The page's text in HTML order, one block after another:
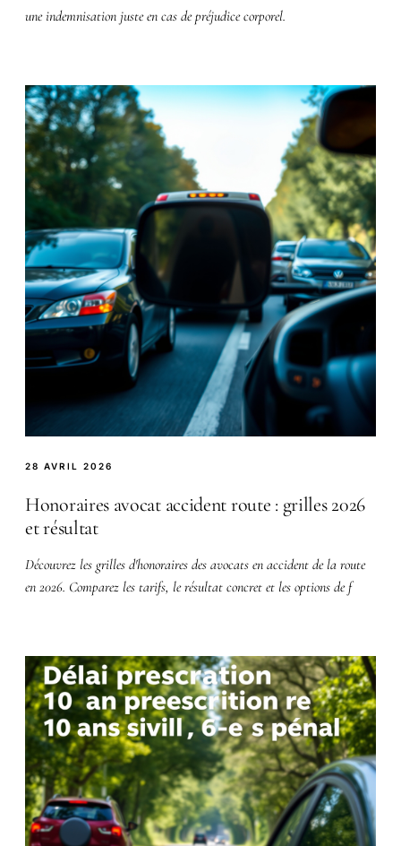
une indemnisation juste en cas de préjudice corporel.
28 AVRIL 2026
Honoraires avocat accident route : grilles 2026
et résultat
Découvrez les grilles d'honoraires des avocats en accident de la route
en 2026. Comparez les tarifs, le résultat concret et les options de f